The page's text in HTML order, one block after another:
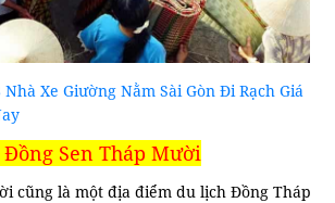
Nhà Xe Giường Nằm Sài Gòn Đi Rạch Giá
Sen Tháp Mười
cũng là một địa điểm du lịch Đồng Tháp